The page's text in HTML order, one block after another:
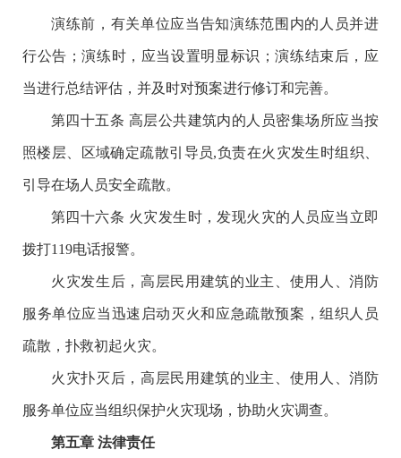
演练前，有关单位应当告知演练范围内的人员并进
行公告；演练时，应当设置明显标识；演练结束后，应
当进行总结评估，并及时对预案进行修订和完善。
第四十五条 高层公共建筑内的人员密集场所应当按
照楼层、区域确定疏散引导员,负责在火灾发生时组织、
引导在场人员安全疏散。
第四十六条 火灾发生时，发现火灾的人员应当立即
拨打119电话报警。
火灾发生后，高层民用建筑的业主、使用人、消防
服务单位应当迅速启动灭火和应急疏散预案，组织人员
疏散，扑救初起火灾。
火灾扑灭后，高层民用建筑的业主、使用人、消防
服务单位应当组织保护火灾现场，协助火灾调查。
第五章 法律责任